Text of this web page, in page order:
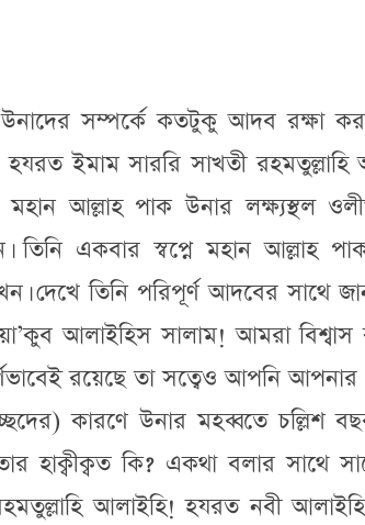
সম্পর্কে কতটুকু আদব রক্ষা
ইমাম সাররি সাখতী রহমতুল্লাহি
আল্লাহ পাক উনার লক্ষ্যস্থল
তিনি একবার স্বপ্নে মহান আল্লাহ
দেখে তিনি পরিপূর্ণ আদবের সাথে
আলাইহিস সালাম! আমরা
রয়েছে তা সত্বেও আপনি
কারণে উনার মহব্বতে চল্লিশ
হাক্বীক্বত কি? একথা বলার সাথে
আলাইহি! হযরত নবী